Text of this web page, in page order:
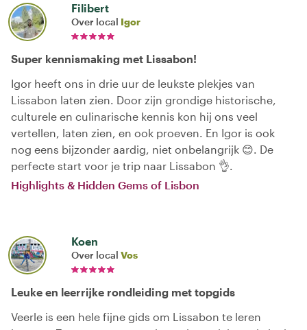
Filibert
Over local Igor
Super kennismaking met Lissabon!
Igor heeft ons in drie uur de leukste plekjes van
Lissabon laten zien. Door zijn grondige historische,
culturele en culinarische kennis kon hij ons veel
vertellen, laten zien, en ook proeven. En Igor is ook
nog eens bijzonder aardig, niet onbelangrijk 😊. De
perfecte start voor je trip naar Lissabon 👌.
Highlights & Hidden Gems of Lisbon
Koen
Over local Vos
Leuke en leerrijke rondleiding met topgids
Veerle is een hele fijne gids om Lissabon te leren